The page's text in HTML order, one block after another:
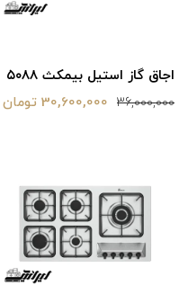
اجاق گاز استیل بیمکث ۵۰۸۸
36,000,000 30,600,000 تومان